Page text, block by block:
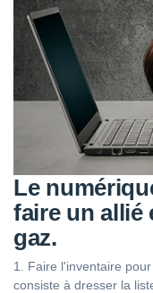
Le
faire un allié
gaz.
1. Faire l'inventaire
consiste à dresser la